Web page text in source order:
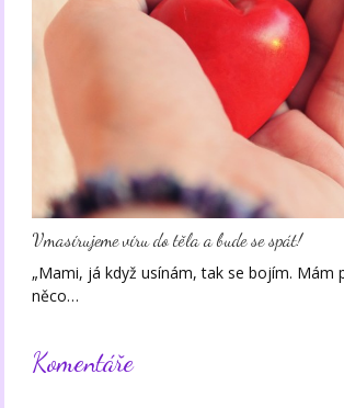
Vmasírujeme víru do těla a bude se spát!
„Mami, já když usínám, tak se bojím. Mám
něco…
Komentáře